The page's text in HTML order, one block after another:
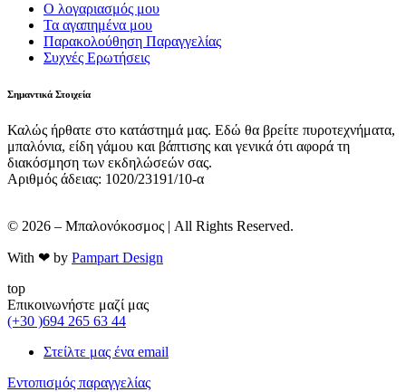
Ο λογαριασμός μου
Τα αγαπημένα μου
Παρακολούθηση Παραγγελίας
Συχνές Ερωτήσεις
Σημαντικά Στοιχεία
Καλώς ήρθατε στο κατάστημά μας. Εδώ θα βρείτε πυροτεχνήματα,
μπαλόνια, είδη γάμου και βάπτισης και γενικά ότι αφορά τη
διακόσμηση των εκδηλώσεών σας.
Αριθμός άδειας: 1020/23191/10-α
© 2026 – Μπαλονόκοσμος | All Rights Reserved.
With ❤ by Pampart Design
top
Επικοινωνήστε μαζί μας
(+30 )694 265 63 44
Στείλτε μας ένα email
Εντοπισμός παραγγελίας